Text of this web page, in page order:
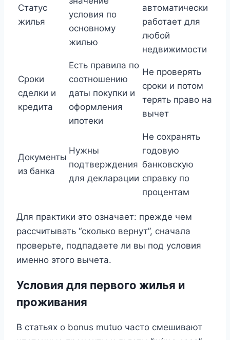
Статус
жилья
условия по
основному
жилью
автоматически
работает для
любой
недвижимости
Сроки
сделки и
кредита
Есть правила по
соотношению
даты покупки и
оформления
ипотеки
Не проверять
сроки и потом
терять право на
вычет
Документы
из банка
Нужны
подтверждения
для декларации
Не сохранять
годовую
банковскую
справку по
процентам
Для практики это означает: прежде чем
рассчитывать “сколько вернут”, сначала
проверьте, подпадаете ли вы под условия
именно этого вычета.
Условия для первого жилья и
проживания
В статьях о bonus mutuo часто смешивают